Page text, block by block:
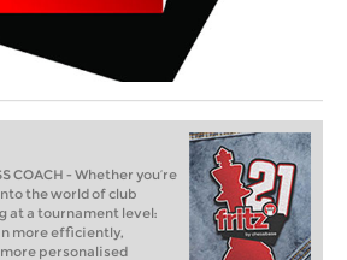
COACH - Whether you’re
the world of club
at a tournament level:
more efficiently,
personalised